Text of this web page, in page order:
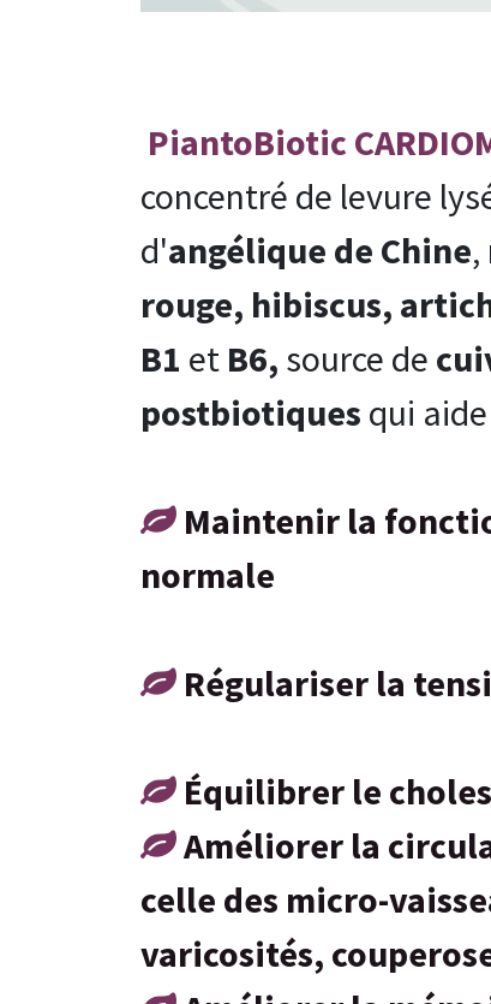
PiantoBiotic
concentré de levure
d'angélique de Chine,
rouge, hibiscus,
B1 et B6, source de
postbiotiques qui
Maintenir la
normale
Régulariser la
Équilibrer le
Améliorer la
celle des micro-
varicosités,